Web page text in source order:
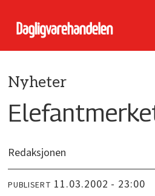
Nyheter
Redaksjonen
PUBLISERT 11.03.2002 - 23:00